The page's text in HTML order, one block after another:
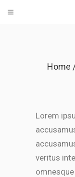
Home
Lorem
veritus